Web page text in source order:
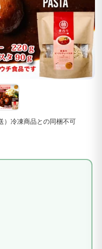
）冷凍商品との同梱不可